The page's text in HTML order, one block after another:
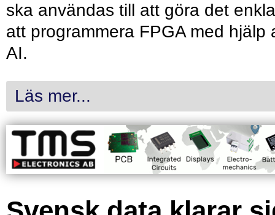
ska användas till att göra det
att programmera FPGA med hjälp
AI.
Läs mer...